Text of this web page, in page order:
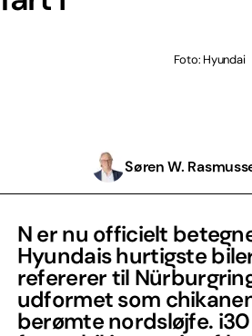
Foto: Hyundai
Søren W.
N er nu officielt
Hyundais hurtigste
refererer til
udformet som
berømte nordsløjfe.